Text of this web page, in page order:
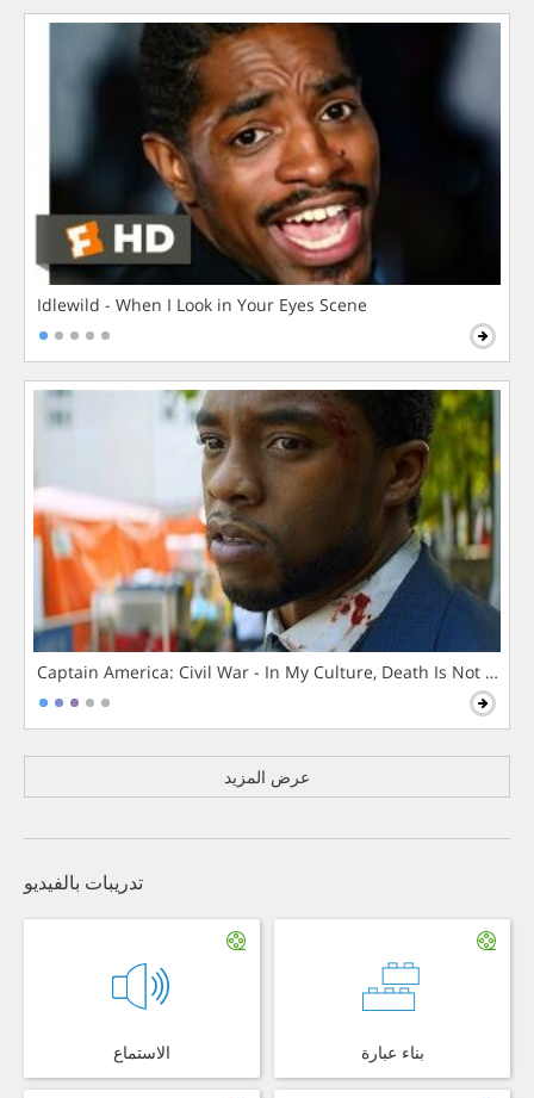
Idlewild - When I Look in Your Eyes Scene
Captain America: Civil War - In My Culture, Death Is Not The
عرض المزيد
تدريبات بالفيديو
الاستماع بناء عبارة